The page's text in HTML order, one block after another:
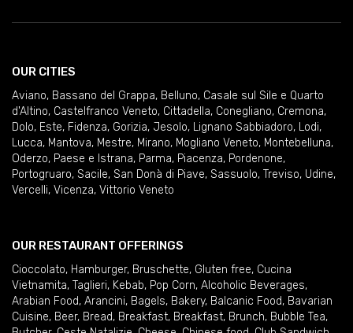
OUR CITIES
Aviano, Bassano del Grappa, Belluno, Casale sul Sile e Quarto
d'Altino, Castelfranco Veneto, Cittadella, Conegliano, Cremona,
Dolo, Este, Fidenza, Gorizia, Jesolo, Lignano Sabbiadoro, Lodi,
Lucca, Mantova, Mestre, Mirano, Mogliano Veneto, Montebelluna,
Oderzo, Paese e Istrana, Parma, Piacenza, Pordenone,
Portogruaro, Sacile, San Donà di Piave, Sassuolo, Treviso, Udine,
Vercelli, Vicenza, Vittorio Veneto
OUR RESTAURANT OFFERINGS
Cioccolato, Hamburger, Bruschette, Gluten free, Cucina
Vietnamita, Taglieri, Kebab, Pop Corn, Alcoholic Beverages,
Arabian Food, Arancini, Bagels, Bakery, Balcanic Food, Bavarian
Cuisine, Beer, Bread, Breakfast, Breakfast, Brunch, Bubble Tea,